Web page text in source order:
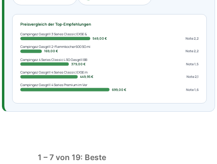
Preisvergleich der Top-Empfehlungen
Campingaz Gasgrill 3 Series Classic EXSE &
549,00 €
Note 2,2
Campingaz Gasgrill 2-Flammkocher 600 SG mi
169,00 €
Note 2,2
Campingaz 4 Series Classic LSG Gasgrill BB
379,00 €
Note 1,5
Campingaz Gasgrill 4 Series Classic EXSE m
449,95 €
Note 2,1
Campingaz Gasgrill 4 Series Premium im Ver
699,00 €
Note 1,6
1 – 7 von 19: Beste